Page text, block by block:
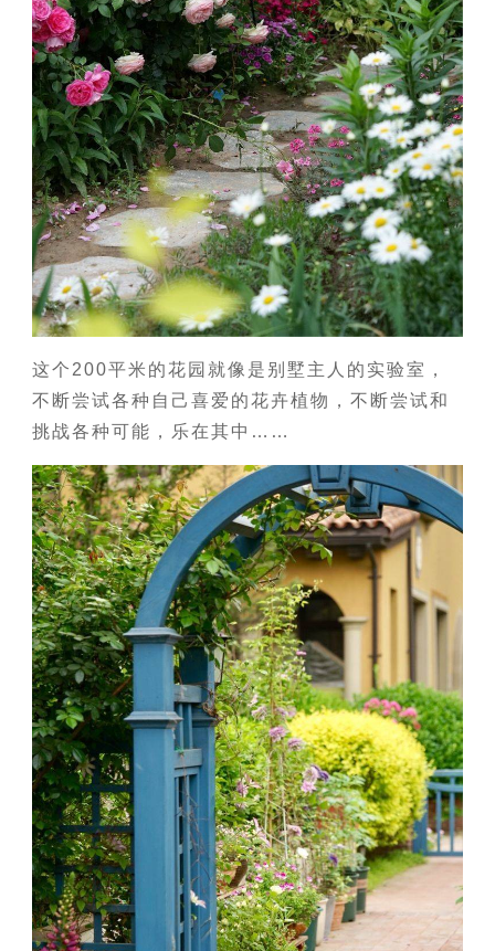
这个200平米的花园就像是别墅主人的实验室，
不断尝试各种自己喜爱的花卉植物，不断尝试和
挑战各种可能，乐在其中……